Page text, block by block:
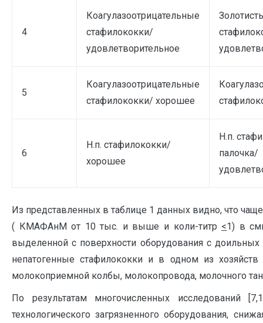
4
Коагулазоотрицательные
стафилококки/
удовлетворительное
5
Коагулазоотрицательные
стафилококки/ хорошее
6
Н.п. стафилококки/
хорошее
Н.п.
палочка/
Из представленных в таблице 1 данных видно, что
( КМАФАнМ от 10 тыс. и выше и коли-титр <1) в
выделенной с поверхности оборудования с
непатогенные стафилококки и в одном из
молокоприемной колбы, молокопровода, молочного
По результатам многочисленных исследований
технологического загрязненного оборудования,